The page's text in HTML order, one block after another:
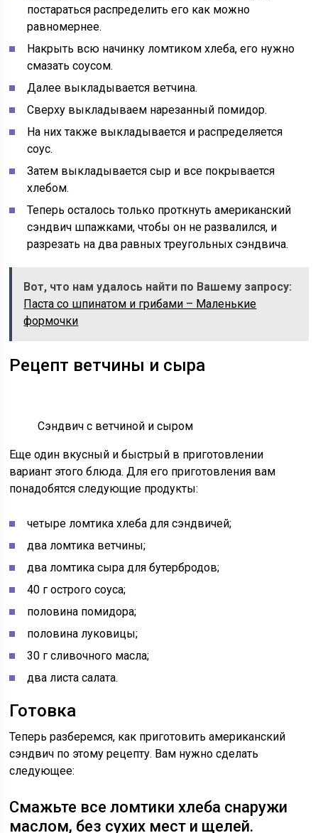
постараться распределить его как можно
равномернее.
Накрыть всю начинку ломтиком хлеба, его нужно
смазать соусом.
Далее выкладывается ветчина.
Сверху выкладываем нарезанный помидор.
На них также выкладывается и распределяется
соус.
Затем выкладывается сыр и все покрывается
хлебом.
Теперь осталось только проткнуть американский
сэндвич шпажками, чтобы он не развалился, и
разрезать на два равных треугольных сэндвича.
Вот, что нам удалось найти по Вашему запросу:
Паста со шпинатом и грибами – Маленькие
формочки
Рецепт ветчины и сыра
Сэндвич с ветчиной и сыром
Еще один вкусный и быстрый в приготовлении
вариант этого блюда. Для его приготовления вам
понадобятся следующие продукты:
четыре ломтика хлеба для сэндвичей;
два ломтика ветчины;
два ломтика сыра для бутербродов;
40 г острого соуса;
половина помидора;
половина луковицы;
30 г сливочного масла;
два листа салата.
Готовка
Теперь разберемся, как приготовить американский
сэндвич по этому рецепту. Вам нужно сделать
следующее:
Смажьте все ломтики хлеба снаружи
маслом, без сухих мест и щелей.